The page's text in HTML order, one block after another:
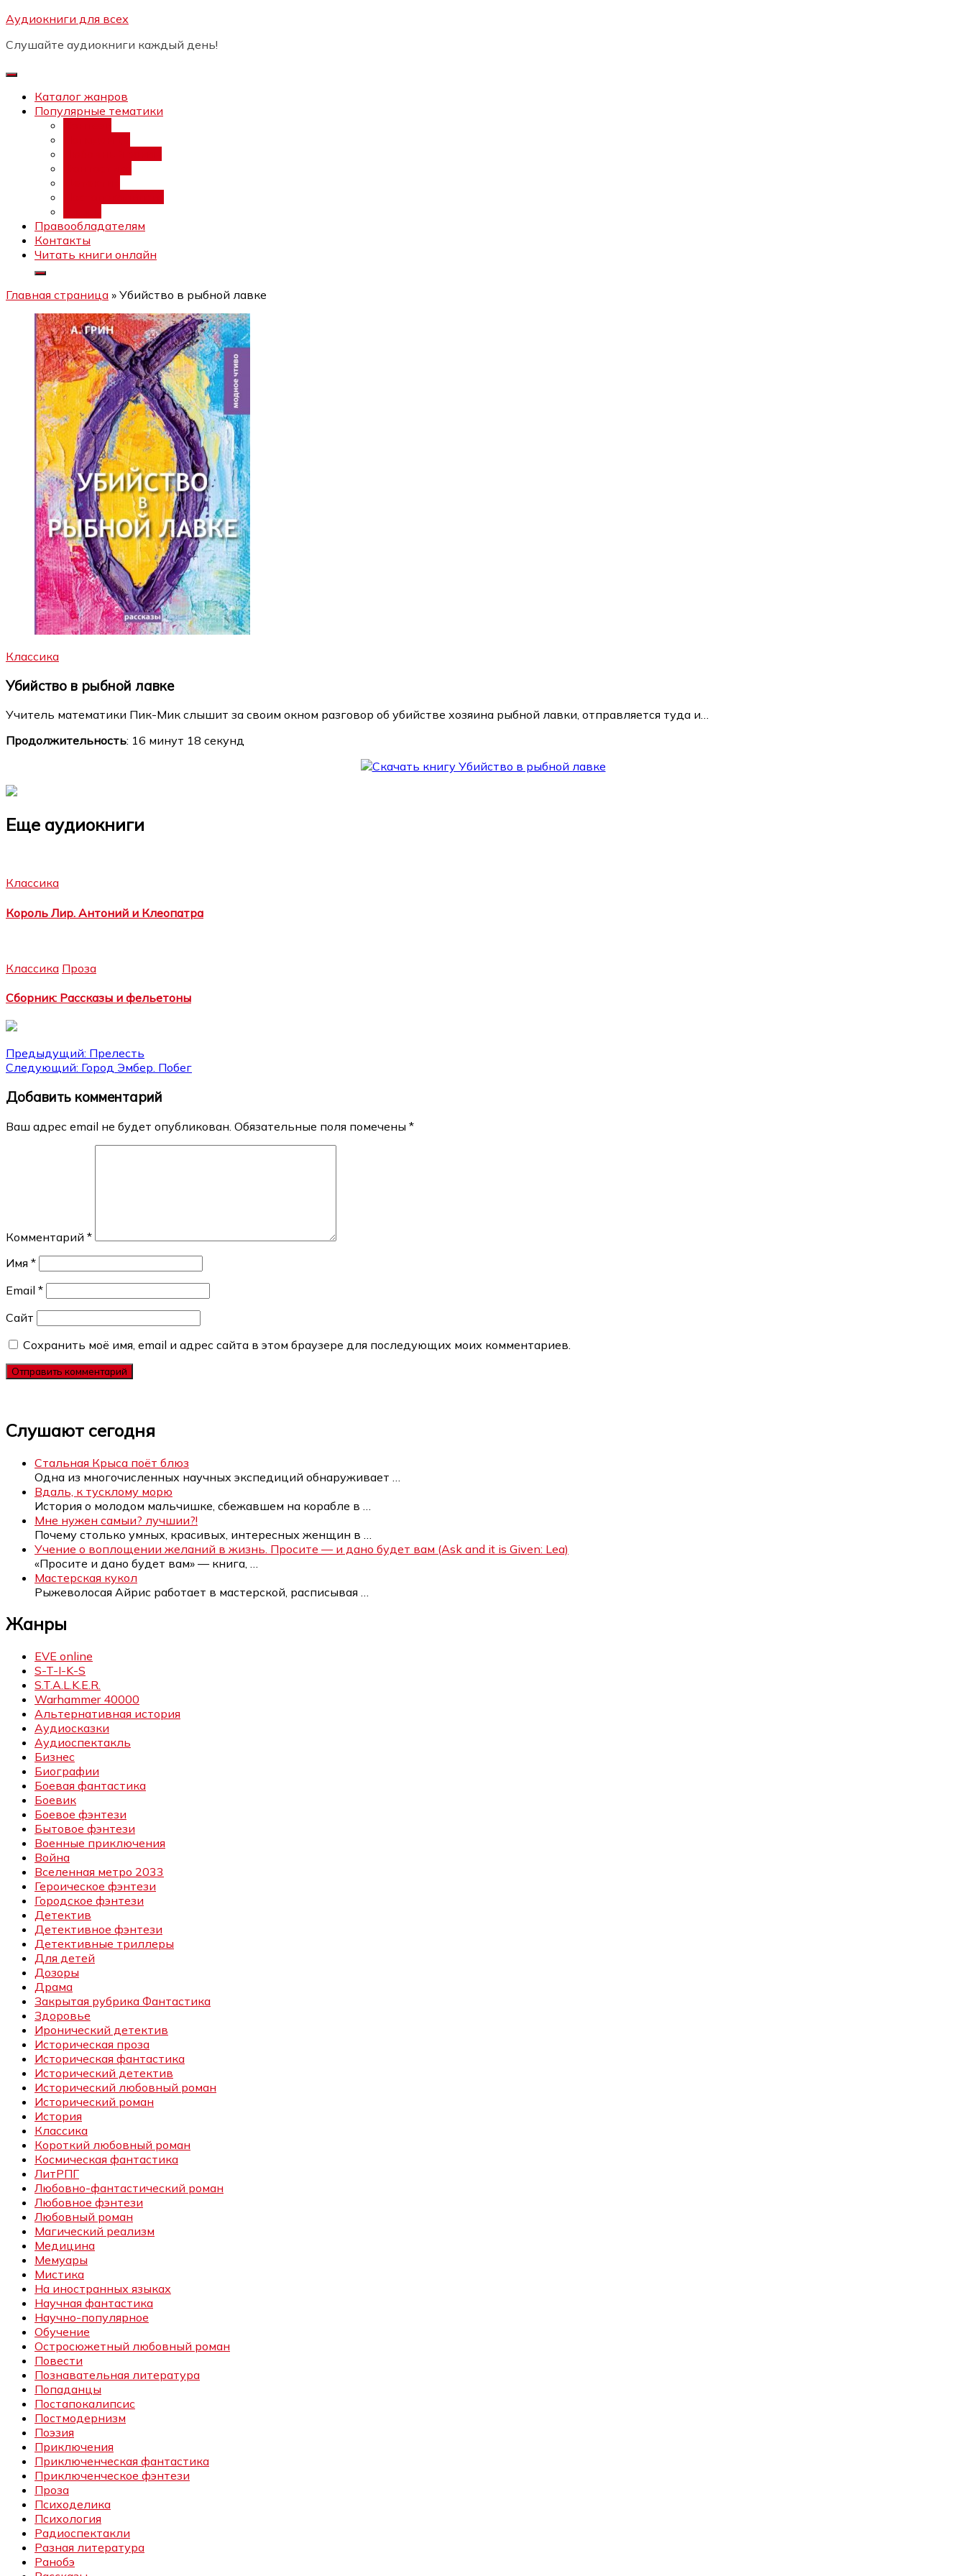
Перейти
содержимому
Аудиокниги для всех
Слушайте аудиокниги каждый день!
Каталог жанров
Популярные тематики
Правообладателям
Контакты
Читать книги онлайн
Главная страница » Убийство в рыбной лавке
Классика
Убийство в рыбной лавке
Учитель математики Пик-Мик слышит за своим окном разговор об убийстве хозяина рыбной лавки, отправляется туда и…
Продолжительность: 16 минут 18 секунд
Еще аудиокниги
Классика
Король Лир. Антоний и Клеопатра
Классика Проза
Сборник: Рассказы и фельетоны
Навигация
по
записям
Предыдущий: Прелесть
Следующий: Город Эмбер. Побег
Добавить комментарий
Ваш адрес email не будет опубликован. Обязательные поля помечены *
Комментарий *
Имя *
Email *
Сайт
Сохранить моё имя, email и адрес сайта в этом браузере для последующих моих комментариев.
Слушают сегодня
Стальная Крыса поёт блюз
Одна из многочисленных научных экспедиций обнаруживает
Вдаль, к тусклому морю
История о молодом мальчишке, сбежавшем на корабле в
Мне нужен самыи? лучшии?!
Почему столько умных, красивых, интересных женщин в
Учение о воплощении желаний в жизнь. Просите — и дано будет вам (Ask and it is Given: Lea)
«Просите и дано будет вам» — книга,
Мастерская кукол
Рыжеволосая Айрис работает в мастерской, расписывая
Жанры
EVE online
S-T-I-K-S
S.T.A.L.K.E.R.
Warhammer 40000
Альтернативная история
Аудиосказки
Аудиоспектакль
Бизнес
Биографии
Боевая фантастика
Боевик
Боевое фэнтези
Бытовое фэнтези
Военные приключения
Война
Вселенная метро 2033
Героическое фэнтези
Городское фэнтези
Детектив
Детективное фэнтези
Детективные триллеры
Для детей
Дозоры
Драма
Закрытая рубрика Фантастика
Здоровье
Иронический детектив
Историческая проза
Историческая фантастика
Исторический детектив
Исторический любовный роман
Исторический роман
История
Классика
Короткий любовный роман
Космическая фантастика
ЛитРПГ
Любовно-фантастический роман
Любовное фэнтези
Любовный роман
Магический реализм
Медицина
Мемуары
Мистика
На иностранных языках
Научная фантастика
Научно-популярное
Обучение
Остросюжетный любовный роман
Повести
Познавательная литература
Попаданцы
Постапокалипсис
Постмодернизм
Поэзия
Приключения
Приключенческая фантастика
Приключенческое фэнтези
Проза
Психоделика
Психология
Радиоспектакли
Разная литература
Ранобэ